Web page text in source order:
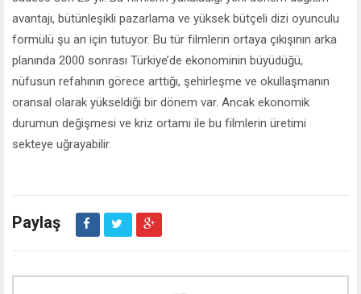
avantajı, bütünleşikli pazarlama ve yüksek bütçeli dizi oyunculu
formülü şu an için tutuyor. Bu tür filmlerin ortaya çıkışının arka
planında 2000 sonrası Türkiye’de ekonominin büyüdüğü,
nüfusun refahının görece arttığı, şehirleşme ve okullaşmanın
oransal olarak yükseldiği bir dönem var. Ancak ekonomik
durumun değişmesi ve kriz ortamı ile bu filmlerin üretimi
sekteye uğrayabilir.
Paylaş